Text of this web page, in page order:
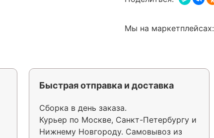
Мы на маркетплейсах:
Быстрая отправка и доставка
Сборка в день заказа.
Курьер по Москве, Санкт-Петербургу и
Нижнему Новгороду. Самовывоз из